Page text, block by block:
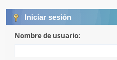
Iniciar sesión
Nombre de usuario: